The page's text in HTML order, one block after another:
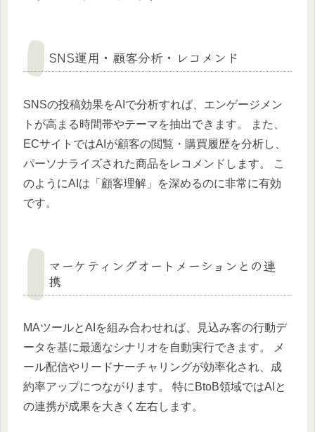
SNS運用・顧客分析・レコメンド
SNSの投稿効果をAIで分析すれば、エンゲージメン
トが高まる時間帯やテーマを抽出できます。 また、
ECサイトではAIが顧客の閲覧・購買履歴を分析し、
パーソナライズされた商品をレコメンドします。 こ
のようにAIは「顧客理解」を深めるのに非常に有効
です。
マーケティングオートメーションとの連
携
MAツールとAIを組み合わせれば、見込み客の行動デ
ータを基に最適なシナリオを自動実行できます。 メ
ール配信やリードナーチャリングが効率化され、成
約率アップにつながります。 特にBtoB領域ではAIと
の連携が成果を大きく左右します。